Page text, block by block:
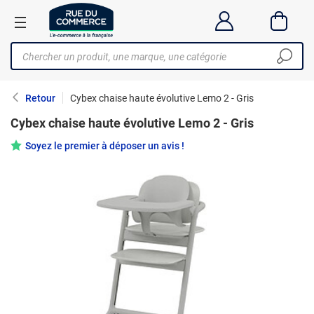
Retour Cybex chaise haute évolutive Lemo 2 - Gris
Cybex chaise haute évolutive Lemo 2 - Gris
Soyez le premier à déposer un avis !